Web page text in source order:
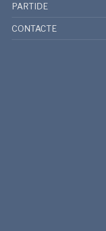
PARTIDE
CONTACTE